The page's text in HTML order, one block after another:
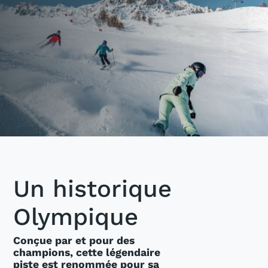
Un historique
Olympique
Conçue par et pour des
champions, cette légendaire
piste est renommée pour sa